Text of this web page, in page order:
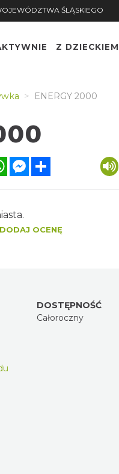
ŚLĄSKIEGO
Z DZIECKIEM
ENERGY 2000
WhatsAppMessenger
DODAJ OCENĘ
DOSTĘPNOŚĆ
Całoroczny